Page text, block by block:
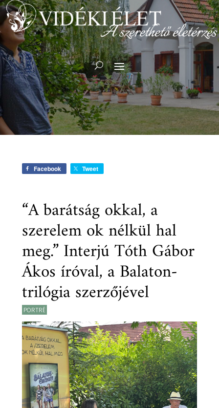
Facebook Tweet
“A barátság okkal, a
szerelem ok nélkül hal
meg.” Interjú Tóth Gábor
Ákos íróval, a Balaton-
trilógia szerzőjével
PORTRÉ